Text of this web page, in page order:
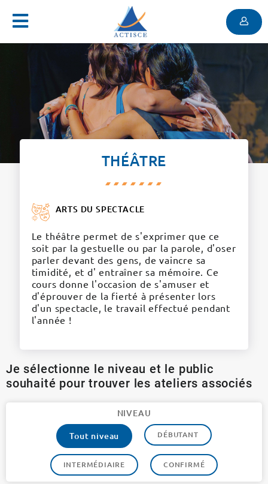
Menu
THÉÂTRE
ARTS DU SPECTACLE
Le théâtre permet de s'exprimer que ce
soit par la gestuelle ou par la parole, d'oser
parler devant des gens, de vaincre sa
timidité, et d' entraîner sa mémoire. Ce
cours donne l'occasion de s'amuser et
d'éprouver de la fierté à présenter lors
d'un spectacle, le travail effectué pendant
l'année !
Je sélectionne le niveau et le public
souhaité pour trouver les ateliers associés
NIVEAU
Tout niveau
DÉBUTANT
INTERMÉDIAIRE CONFIRMÉ